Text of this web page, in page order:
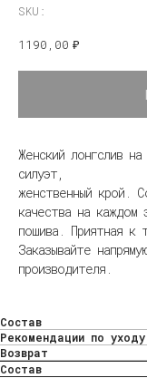
SKU:
1190,00 ₽
Женский лонгслив
силуэт,
женственный крой.
качества на каждом
пошива. Приятная к
Заказывайте
производителя.
Состав
Рекомендации по уходу
Возврат
Состав